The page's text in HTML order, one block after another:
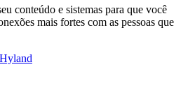
conteúdo e sistemas para que você
mais fortes com as pessoas que